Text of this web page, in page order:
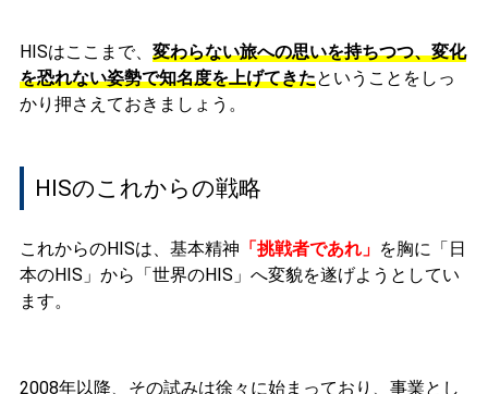
HISはここまで、 変わらない旅への思いを持ちつつ、変化
を恐れない姿勢で知名度を上げてきたということをしっ
かり押さえておきましょう。
HISのこれからの戦略
これからのHISは、基本精神 「挑戦者であれ」 を胸に 「日
本のHIS」から「世界のHIS」へ変貌を遂げようとしてい
ます。
2008年以降、その試みは徐々に始まっており、事業とし